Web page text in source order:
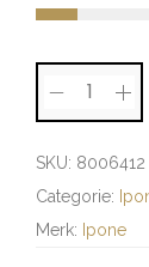
SKU: 8006412
Categorie:
Merk: Ipone